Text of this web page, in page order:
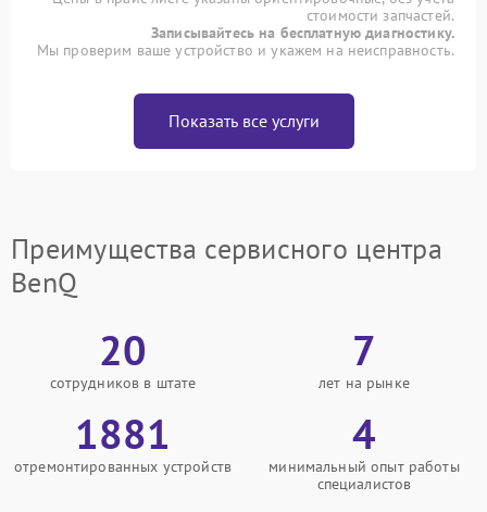
стоимости запчастей.
Записывайтесь на бесплатную диагностику.
Мы проверим ваше устройство и укажем на неисправность.
Показать все услуги
Преимущества сервисного центра
BenQ
20
сотрудников в штате
7
лет на рынке
1881
отремонтированных устройств
4
минимальный опыт работы
специалистов